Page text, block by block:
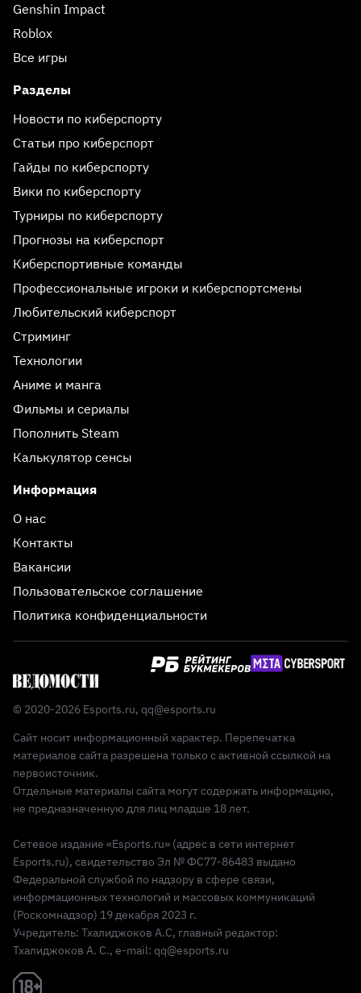
Genshin Impact
Roblox
Все игры
Разделы
Новости по киберспорту
Статьи про киберспорт
Гайды по киберспорту
Вики по киберспорту
Турниры по киберспорту
Прогнозы на киберспорт
Киберспортивные команды
Профессиональные игроки и киберспортсмены
Любительский киберспорт
Стриминг
Технологии
Аниме и манга
Фильмы и сериалы
Пополнить Steam
Калькулятор сенсы
Информация
О нас
Контакты
Вакансии
Пользовательское соглашение
Политика конфиденциальности
© 2020-2026 Esports.ru, qq@esports.ru
Сайт носит информационный характер. Перепечатка
материалов сайта разрешена только с активной ссылкой на
первоисточник.
Отдельные материалы сайта могут содержать информацию,
не предназначенную для лиц младше 18 лет.
Сетевое издание «Esports.ru» (адрес в сети интернет
Esports.ru), свидетельство Эл № ФС77-86483 выдано
Федеральной службой по надзору в сфере связи,
информационных технологий и массовых коммуникаций
(Роскомнадзор) 19 декабря 2023 г.
Учредитель: Тхалиджоков А.С, главный редактор:
Тхалиджоков А. С., e-mail: qq@esports.ru